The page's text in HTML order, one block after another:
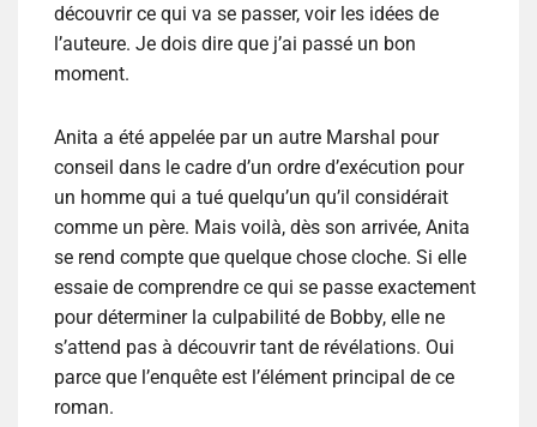
découvrir ce qui va se passer, voir les idées de
l’auteure. Je dois dire que j’ai passé un bon
moment.
Anita a été appelée par un autre Marshal pour
conseil dans le cadre d’un ordre d’exécution pour
un homme qui a tué quelqu’un qu’il considérait
comme un père. Mais voilà, dès son arrivée, Anita
se rend compte que quelque chose cloche. Si elle
essaie de comprendre ce qui se passe exactement
pour déterminer la culpabilité de Bobby, elle ne
s’attend pas à découvrir tant de révélations. Oui
parce que l’enquête est l’élément principal de ce
roman.